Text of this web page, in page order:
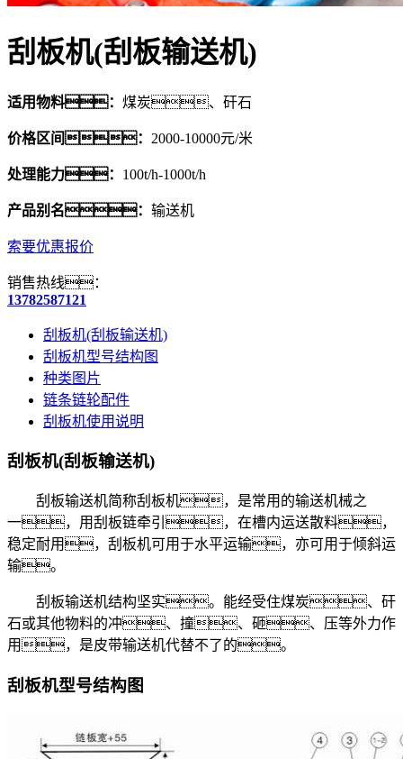
刮板机(刮板输送机)
适用物料： 煤炭、矸石
价格区间： 2000-10000元/米
处理能力： 100t/h-1000t/h
产品别名： 输送机
索要优惠报价
销售热线：
13782587121
刮板机(刮板输送机)
刮板机型号结构图
种类图片
链条链轮配件
刮板机使用说明
刮板机(刮板输送机)
刮板输送机简称刮板机，是常用的输送机械之
一，用刮板链牵引，在槽内运送散料，
稳定耐用，刮板机可用于水平运输，亦可用于倾斜运
输。
刮板输送机结构坚实。能经受住煤炭、矸
石或其他物料的冲、撞、砸、压等外力作
用，是皮带输送机代替不了的。
刮板机型号结构图